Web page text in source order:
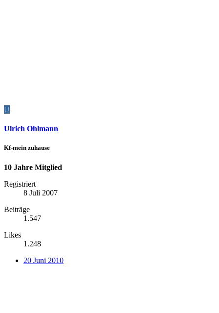
U
Ulrich Ohlmann
Kf-mein zuhause
10 Jahre Mitglied
Registriert
8 Juli 2007
Beiträge
1.547
Likes
1.248
20 Juni 2010